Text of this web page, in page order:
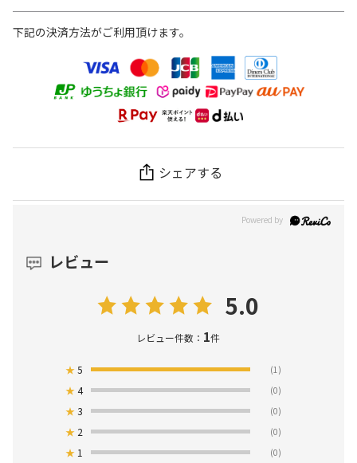
下記の決済方法がご利用頂けます。
シェアする
レビュー
5.0
レビュー件数： 1件
★5 (1)
★4 (0)
★3 (0)
★ 2 (0)
★ 1 (0)